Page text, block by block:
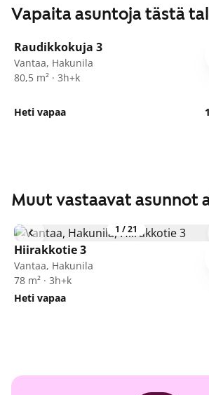
Vapaita asuntoja tästä
/23
ARA
Raudikkokuja 3
Vantaa, Hakunila
80,5 m² · 3h+k
Heti vapaa
Muut vastaavat asunnot
1 /21
Hiirakkotie 3
Vantaa, Hakunila
78 m² · 3h+k
Heti vapaa